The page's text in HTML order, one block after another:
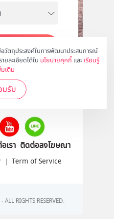
วัตถุประสงค์ในการพัฒนาประสบการณ์
ยละเอียดได้ใน นโยบายคุกกี้ และ เรียนรู้
เติม
มรับ
คร
เราได้ที่
เรา ติดต่อลงโฆษณา
| Term of Service
RIGHTS RESERVED.